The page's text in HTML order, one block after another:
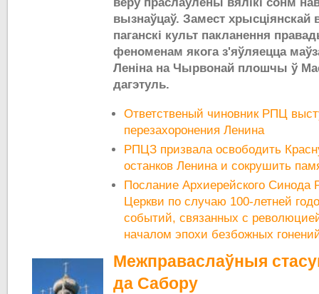
вызнаўцаў. Замест
паганскі культ пакланення
феноменам якога з'яўляецца
Леніна на Чырвонай плошчы ў
дагэтуль.
Ответственый чиновник РПЦ
перезахоронения Ленина
РПЦЗ призвала освободить
останков Ленина и сокрушить
Послание Архиерейского Синода
Церкви по случаю 100-летней
событий, связанных с
началом эпохи безбожных
Межправаслаўныя
да Сабору